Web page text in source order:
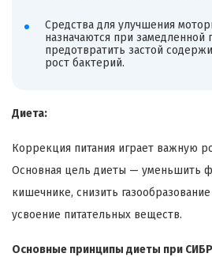
Средства для улучшения
назначаются при замедленной
предотвратить застой
рост бактерий.
Диета:
Коррекция питания играет важную
Основная цель диеты — уменьшить
кишечнике, снизить
усвоение питательных веществ.
Основные принципы диеты при